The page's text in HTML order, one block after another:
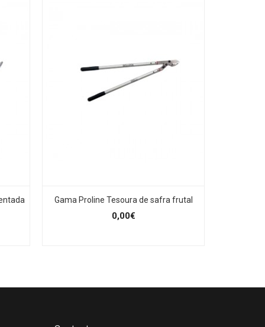
Gama Proline Tesoura de safra frutal
0,00€